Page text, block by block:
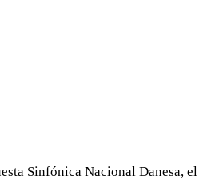
Sinfónica Nacional Danesa, el